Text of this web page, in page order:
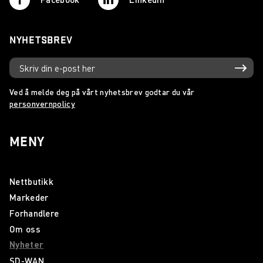
Ny VIF-stadion får WiFi-radio levert av Wireless
Ny kompakt jaktradio fra Icom!
Statens Vegvesen inngår rammeavtale med Wireless
Communication AS
VHF Group styrker sin Nordiske satsing
Mobinet Norge er nå en del av Wireless Communication!
NYHETSBREV
Ved å melde deg på vårt nyhetsbrev godtar du vår
personvernpolicy
MENY
Nettbutikk
Markeder
Forhandlere
Om oss
Nyheter
SD-WAN